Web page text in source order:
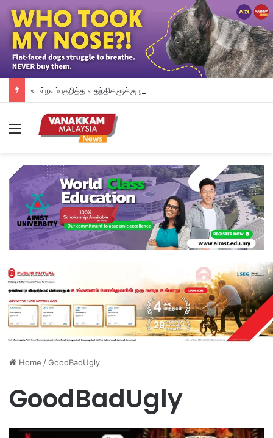
Menu
Home /GoodBadUgly
GoodBadUgly